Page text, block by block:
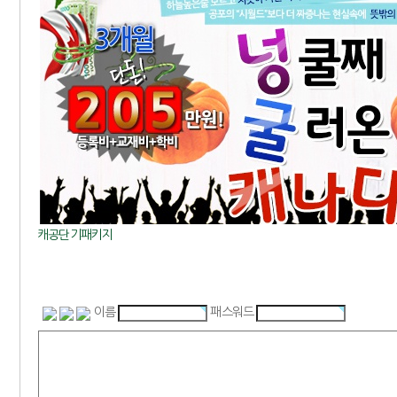
캐공단기패키지
이름 패스워드